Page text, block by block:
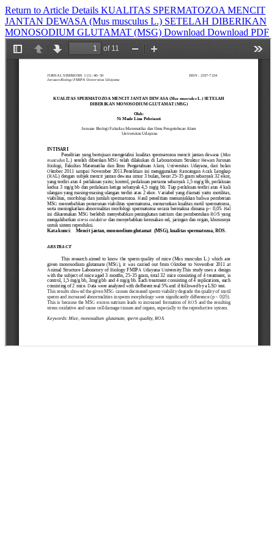
Return to Article Details KUALITAS SPERMATOZOA MENCIT
JANTAN DEWASA (Mus musculus L.) SETELAH DIBERIKAN
MONOSODIUM GLUTAMAT (MSG) Download Download PDF